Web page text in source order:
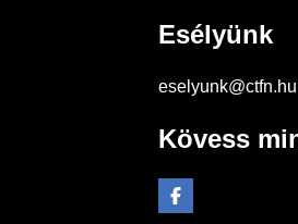
Esélyünk
eselyunk@ctfn.hu
Kövess